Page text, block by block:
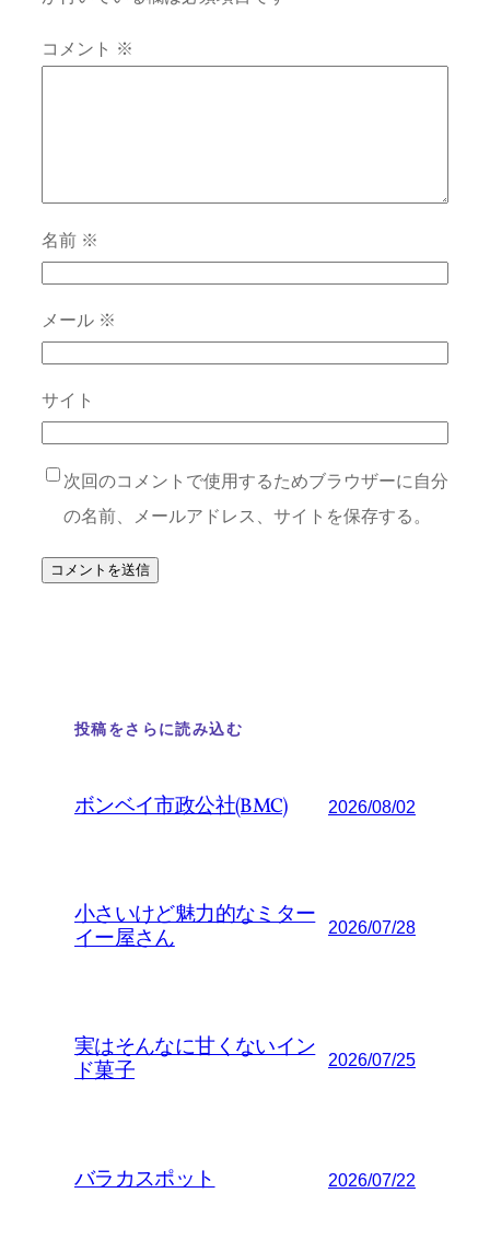
コメント ※
名前 ※
メール ※
サイト
次回のコメントで使用するためブラウザーに自分
の名前、メールアドレス、サイトを保存する。
投稿をさらに読み込む
ボンベイ市政公社(BMC) 2026/08/02
小さいけど魅力的なミター
イー屋さん
2026/07/28
実はそんなに甘くないイン
ド菓子
2026/07/25
バラカスポット 2026/07/22